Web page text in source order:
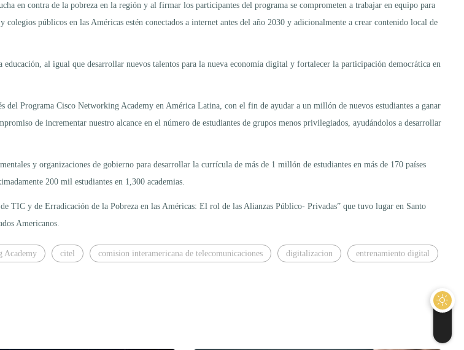
en contra de la pobreza en la región y al firmar los participantes del programa se comprometen a trabajar en equipo para
públicos en las Américas estén conectados a internet antes del año 2030 y adicionalmente a crear contenido local de
al igual que desarrollar nuevos talentos para la nueva economía digital y fortalecer la participación democrática en
Programa Cisco Networking Academy en América Latina, con el fin de ayudar a un millón de nuevos estudiantes a ganar
de incrementar nuestro alcance en el número de estudiantes de grupos menos privilegiados, ayudándolos a desarrollar
y organizaciones de gobierno para desarrollar la currícula de más de 1 millón de estudiantes en más de 170 países
200 mil estudiantes en 1,300 academias.
TIC y de Erradicación de la Pobreza en las Américas: El rol de las Alianzas Público- Privadas” que tuvo lugar en Santo
Americanos.
Academy citel comision interamericana de telecomunicaciones digitalizacion entrenamiento digital